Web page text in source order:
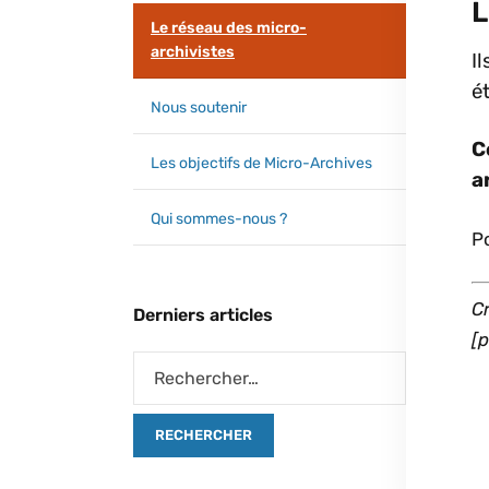
Le réseau des micro-
archivistes
Nous soutenir
Les objectifs de Micro-Archives
Qui sommes-nous ?